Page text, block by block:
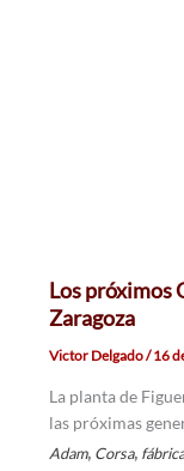
Los próximos
Zaragoza
Victor Delgado/16
La planta de
las próximas
Adam, Corsa, fábrica